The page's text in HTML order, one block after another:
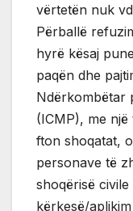
vërtetën nuk
Përballë
hyrë kësaj
paqën dhe
Ndërkombëtar
(ICMP), me
fton shoqatat,
personave të
shoqërisë
kërkesë/